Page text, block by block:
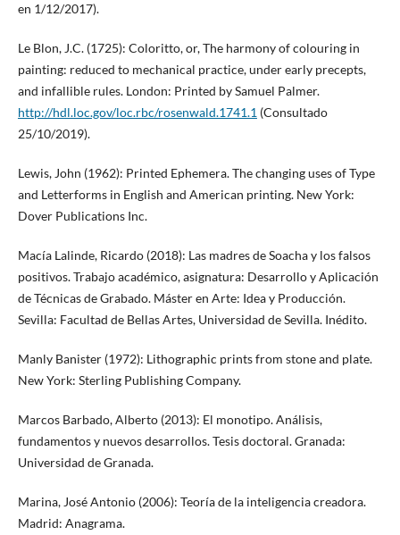
en 1/12/2017).
Le Blon, J.C. (1725): Coloritto, or, The harmony of colouring in
painting: reduced to mechanical practice, under early precepts,
and infallible rules. London: Printed by Samuel Palmer.
http://hdl.loc.gov/loc.rbc/rosenwald.1741.1 (Consultado
25/10/2019).
Lewis, John (1962): Printed Ephemera. The changing uses of Type
and Letterforms in English and American printing. New York:
Dover Publications Inc.
Macía Lalinde, Ricardo (2018): Las madres de Soacha y los falsos
positivos. Trabajo académico, asignatura: Desarrollo y Aplicación
de Técnicas de Grabado. Máster en Arte: Idea y Producción.
Sevilla: Facultad de Bellas Artes, Universidad de Sevilla. Inédito.
Manly Banister (1972): Lithographic prints from stone and plate.
New York: Sterling Publishing Company.
Marcos Barbado, Alberto (2013): El monotipo. Análisis,
fundamentos y nuevos desarrollos. Tesis doctoral. Granada:
Universidad de Granada.
Marina, José Antonio (2006): Teoría de la inteligencia creadora.
Madrid: Anagrama.